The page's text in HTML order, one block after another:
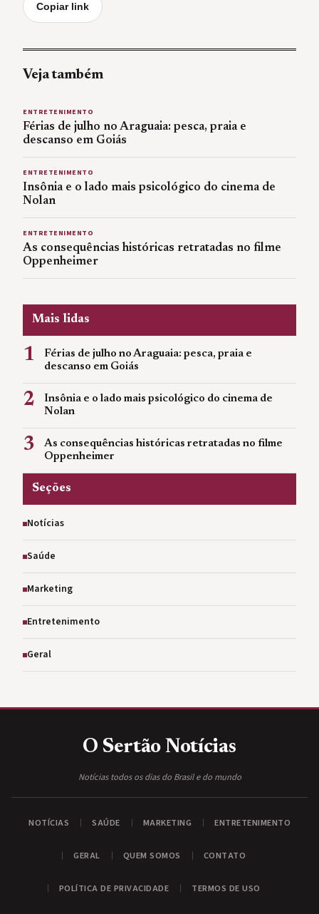
Copiar link
Veja também
ENTRETENIMENTO
Férias de julho no Araguaia: pesca, praia e
descanso em Goiás
ENTRETENIMENTO
Insônia e o lado mais psicológico do cinema de
Nolan
ENTRETENIMENTO
As consequências históricas retratadas no filme
Oppenheimer
Mais lidas
1
Férias de julho no Araguaia: pesca, praia e
descanso em Goiás
2
Insônia e o lado mais psicológico do cinema de
Nolan
3
As consequências históricas retratadas no filme
Oppenheimer
Seções
Notícias
Saúde
Marketing
Entretenimento
Geral
O Sertão Notícias
Notícias todos os dias do Brasil e do mundo
NOTÍCIAS SAÚDE MARKETING ENTRETENIMENTO
GERAL QUEM SOMOS CONTATO
POLÍTICA DE PRIVACIDADE TERMOS DE USO